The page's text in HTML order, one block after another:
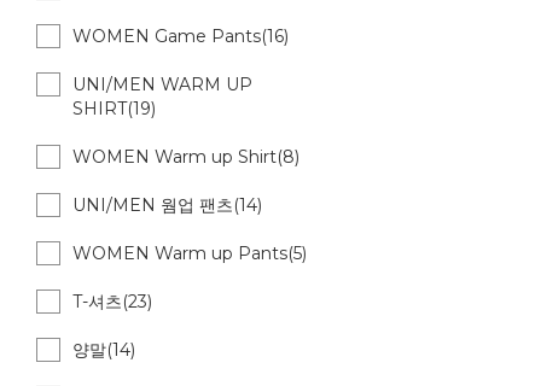
WOMEN Game Pants(16)
UNI/MEN WARM UP
SHIRT(19)
WOMEN Warm up Shirt(8)
UNI/MEN 웜업 팬츠(14)
WOMEN Warm up Pants(5)
T-셔츠(23)
양말(14)